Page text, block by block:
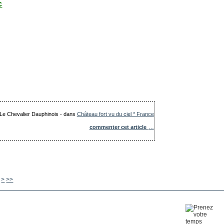
Chevalier Dauphinois -dans Château fort vu du ciel * France
commenter cet article
630
640
650
660
670
680
690
700
800
900
1000
1100
1200
1300
> >>